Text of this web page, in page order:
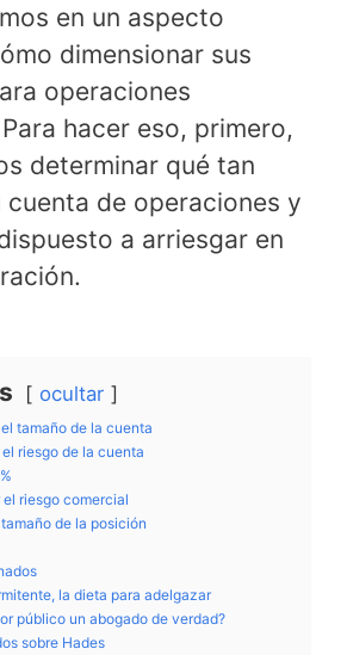
en un aspecto
dimensionar sus
operaciones
hacer eso, primero,
determinar qué tan
cuenta de operaciones y
a arriesgar en
ocultar
tamaño de la cuenta
riesgo de la cuenta
riesgo comercial
de la posición
la dieta para adelgazar
público un abogado de verdad?
sobre Hades